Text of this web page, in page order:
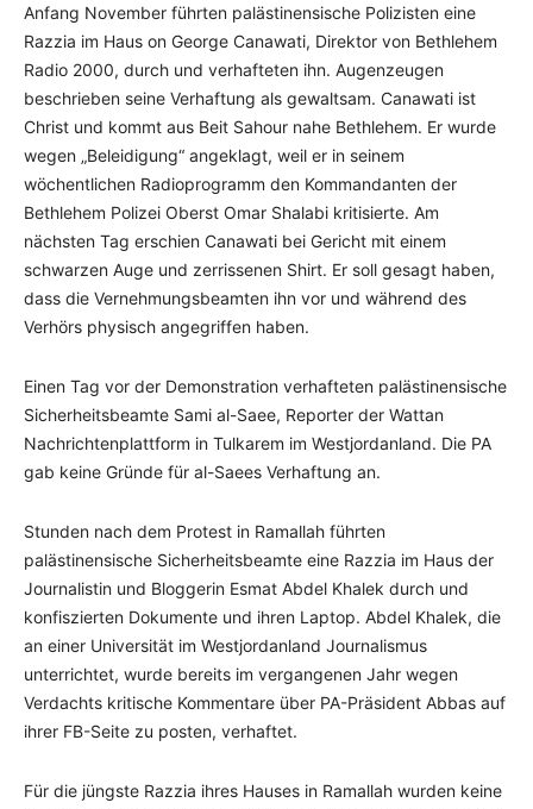
Anfang November führten palästinensische Polizisten eine
Razzia im Haus on George Canawati, Direktor von Bethlehem
Radio 2000, durch und verhafteten ihn. Augenzeugen
beschrieben seine Verhaftung als gewaltsam. Canawati ist
Christ und kommt aus Beit Sahour nahe Bethlehem. Er wurde
wegen „Beleidigung“ angeklagt, weil er in seinem
wöchentlichen Radioprogramm den Kommandanten der
Bethlehem Polizei Oberst Omar Shalabi kritisierte. Am
nächsten Tag erschien Canawati bei Gericht mit einem
schwarzen Auge und zerrissenen Shirt. Er soll gesagt haben,
dass die Vernehmungsbeamten ihn vor und während des
Verhörs physisch angegriffen haben.
Einen Tag vor der Demonstration verhafteten palästinensische
Sicherheitsbeamte Sami al-Saee, Reporter der Wattan
Nachrichtenplattform in Tulkarem im Westjordanland. Die PA
gab keine Gründe für al-Saees Verhaftung an.
Stunden nach dem Protest in Ramallah führten
palästinensische Sicherheitsbeamte eine Razzia im Haus der
Journalistin und Bloggerin Esmat Abdel Khalek durch und
konfiszierten Dokumente und ihren Laptop. Abdel Khalek, die
an einer Universität im Westjordanland Journalismus
unterrichtet, wurde bereits im vergangenen Jahr wegen
Verdachts kritische Kommentare über PA-Präsident Abbas auf
ihrer FB-Seite zu posten, verhaftet.
Für die jüngste Razzia ihres Hauses in Ramallah wurden keine